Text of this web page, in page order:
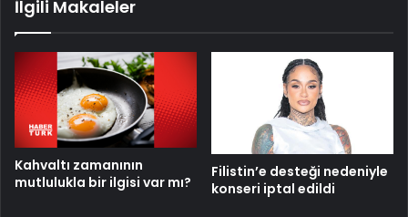
İlgili Makaleler
Kahvaltı zamanının
mutlulukla bir ilgisi var mı?
Filistin’e desteği nedeniyle
konseri iptal edildi